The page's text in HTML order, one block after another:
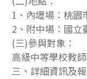
1、內壢場：桃園
2、附中場：國立
(三)參與對象：
高級中等學校教
三、詳細資訊及